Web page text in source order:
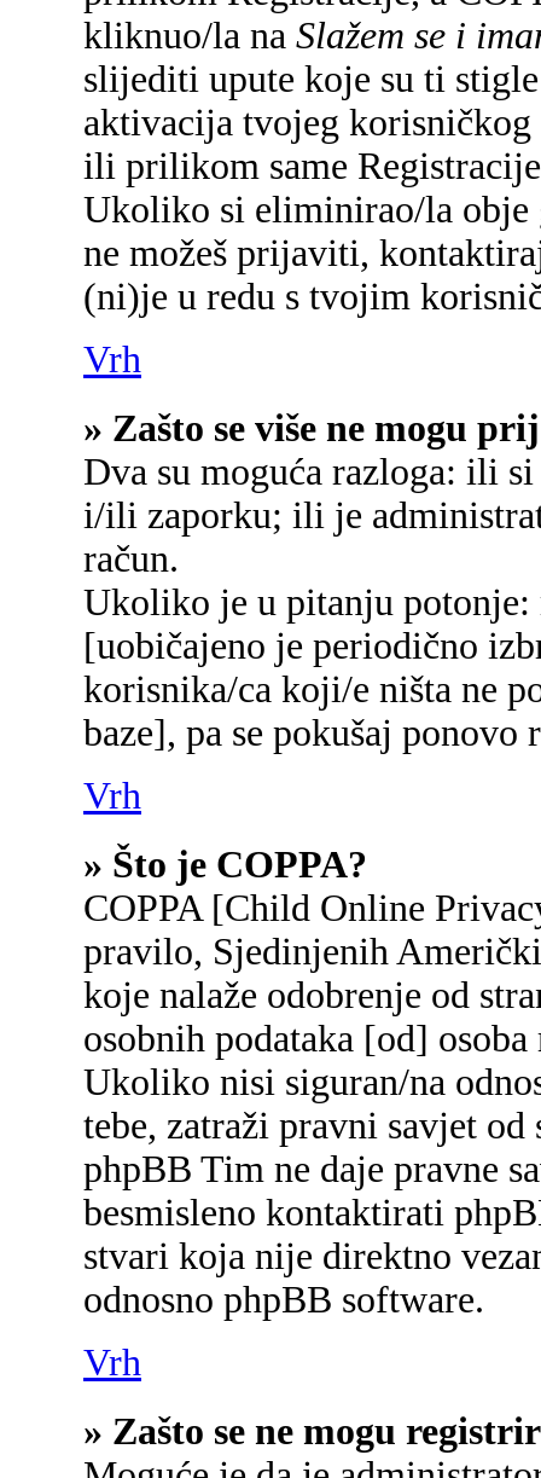
kliknuo/la na Slažem se i
slijediti upute koje su ti
aktivacija tvojeg
ili prilikom same
Ukoliko si eliminirao/la obje
ne možeš prijaviti,
(ni)je u redu s tvojim
Vrh
» Zašto se više ne mogu
Dva su moguća razloga: ili
i/ili zaporku; ili je
račun.
Ukoliko je u pitanju potonje:
[uobičajeno je periodično
korisnika/ca koji/e ništa ne
baze], pa se pokušaj ponovo
Vrh
» Što je COPPA?
COPPA [Child Online
pravilo, Sjedinjenih
koje nalaže odobrenje od
osobnih podataka [od]
Ukoliko nisi siguran/na
tebe, zatraži pravni savjet od
phpBB Tim ne daje pravne
besmisleno kontaktirati
stvari koja nije direktno
odnosno phpBB software.
Vrh
» Zašto se ne mogu